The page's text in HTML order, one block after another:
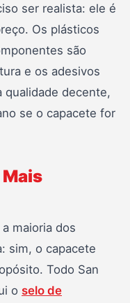
ser realista: ele é
Os plásticos
são
e os adesivos
qualidade decente,
se o capacete for
maioria dos
sim, o capacete
Todo San
o selo de